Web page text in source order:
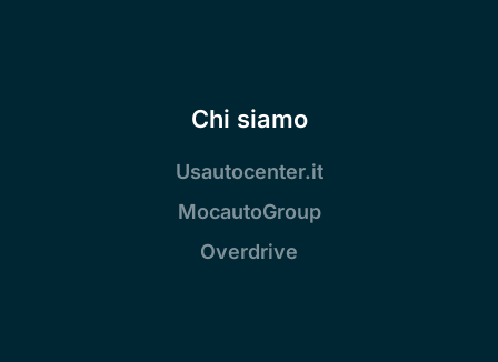
Chi siamo
Usautocenter.it
MocautoGroup
Overdrive